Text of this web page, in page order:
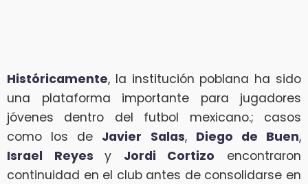
Históricamente, la institución poblana ha sido
una plataforma importante para jugadores
jóvenes dentro del futbol mexicano.; casos
como los de Javier Salas, Diego de Buen,
Israel Reyesy Jordi Cortizo encontraron
continuidad en el club antes de consolidarse en